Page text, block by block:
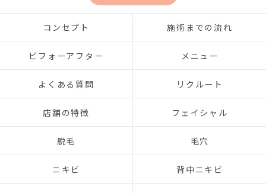
コンセプト 施術までの流れ
ビフォーアフター メニュー
よくある質問 リクルート
店舗の特徴 フェイシャル
脱毛 毛穴
ニキビ 背中ニキビ